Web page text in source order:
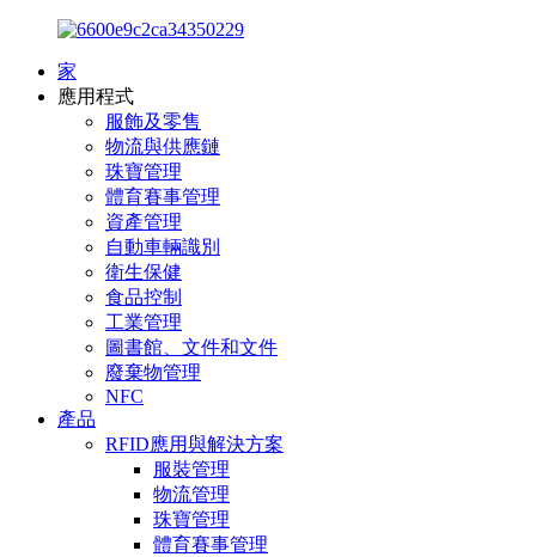
家
應用程式
服飾及零售
物流與供應鏈
珠寶管理
體育賽事管理
資產管理
自動車輛識別
衛生保健
食品控制
工業管理
圖書館、文件和文件
廢棄物管理
NFC
產品
RFID應用與解決方案
服裝管理
物流管理
珠寶管理
體育賽事管理